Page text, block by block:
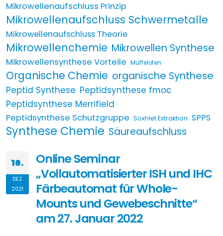
Mikrowellenaufschluss Prinzip
Mikrowellenaufschluss Schwermetalle
Mikrowellenaufschluss Theorie
Mikrowellenchemie Mikrowellen Synthese
Mikrowellensynthese Vorteile Muffelofen
Organische Chemie organische Synthese
Peptid Synthese Peptidsynthese fmoc
Peptidsynthese Merrifield
Peptidsynthese Schutzgruppe Soxhlet Extraktion SPPS
Synthese Chemie Säureaufschluss
16.
DEZ.
2021
Online Seminar
„Vollautomatisierter ISH und IHC
Färbeautomat für Whole-
Mounts und Gewebeschnitte“
am 27. Januar 2022